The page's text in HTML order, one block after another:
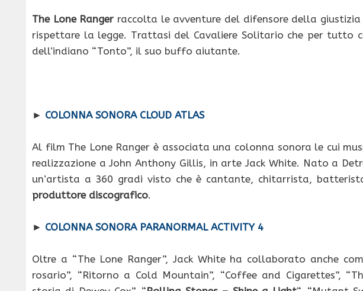
The Lone Ranger raccolta le avventure del difensore della
rispettare la legge. Trattasi del Cavaliere Solitario che per tutto
dell’indiano “Tonto”, il suo buffo aiutante.
► COLONNA SONORA CLOUD ATLAS
Al film The Lone Ranger è associata una colonna sonora le cui
realizzazione a John Anthony Gillis, in arte Jack White. Nato a
un’artista a 360 gradi visto che è cantante, chitarrista,
produttore discografico.
► COLONNA SONORA PARANORMAL ACTIVITY 4
Oltre a “The Lone Ranger”, Jack White ha collaborato anche
rosario”, “Ritorno a Cold Mountain”, “Coffee and Cigarettes”,